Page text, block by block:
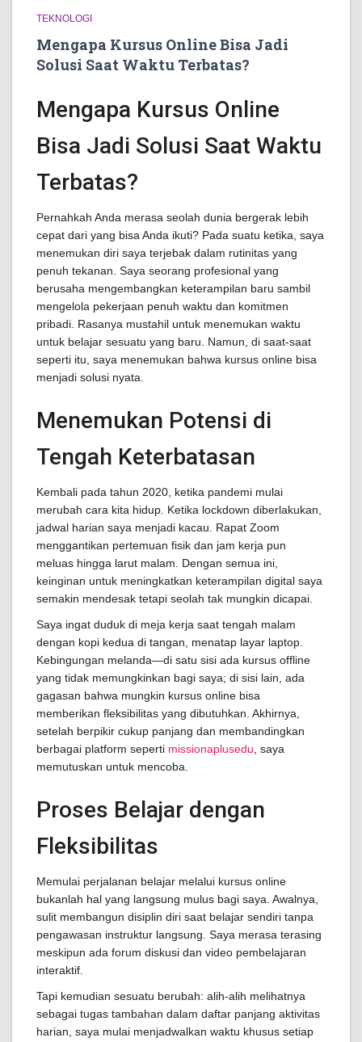
TEKNOLOGI
Mengapa Kursus Online Bisa Jadi
Solusi Saat Waktu Terbatas?
Mengapa Kursus Online
Bisa Jadi Solusi Saat Waktu
Terbatas?
Pernahkah Anda merasa seolah dunia bergerak lebih
cepat dari yang bisa Anda ikuti? Pada suatu ketika, saya
menemukan diri saya terjebak dalam rutinitas yang
penuh tekanan. Saya seorang profesional yang
berusaha mengembangkan keterampilan baru sambil
mengelola pekerjaan penuh waktu dan komitmen
pribadi. Rasanya mustahil untuk menemukan waktu
untuk belajar sesuatu yang baru. Namun, di saat-saat
seperti itu, saya menemukan bahwa kursus online bisa
menjadi solusi nyata.
Menemukan Potensi di
Tengah Keterbatasan
Kembali pada tahun 2020, ketika pandemi mulai
merubah cara kita hidup. Ketika lockdown diberlakukan,
jadwal harian saya menjadi kacau. Rapat Zoom
menggantikan pertemuan fisik dan jam kerja pun
meluas hingga larut malam. Dengan semua ini,
keinginan untuk meningkatkan keterampilan digital saya
semakin mendesak tetapi seolah tak mungkin dicapai.
Saya ingat duduk di meja kerja saat tengah malam
dengan kopi kedua di tangan, menatap layar laptop.
Kebingungan melanda—di satu sisi ada kursus offline
yang tidak memungkinkan bagi saya; di sisi lain, ada
gagasan bahwa mungkin kursus online bisa
memberikan fleksibilitas yang dibutuhkan. Akhirnya,
setelah berpikir cukup panjang dan membandingkan
berbagai platform seperti missionaplusedu , saya
memutuskan untuk mencoba.
Proses Belajar dengan
Fleksibilitas
Memulai perjalanan belajar melalui kursus online
bukanlah hal yang langsung mulus bagi saya. Awalnya,
sulit membangun disiplin diri saat belajar sendiri tanpa
pengawasan instruktur langsung. Saya merasa terasing
meskipun ada forum diskusi dan video pembelajaran
interaktif.
Tapi kemudian sesuatu berubah: alih-alih melihatnya
sebagai tugas tambahan dalam daftar panjang aktivitas
harian, saya mulai menjadwalkan waktu khusus setiap